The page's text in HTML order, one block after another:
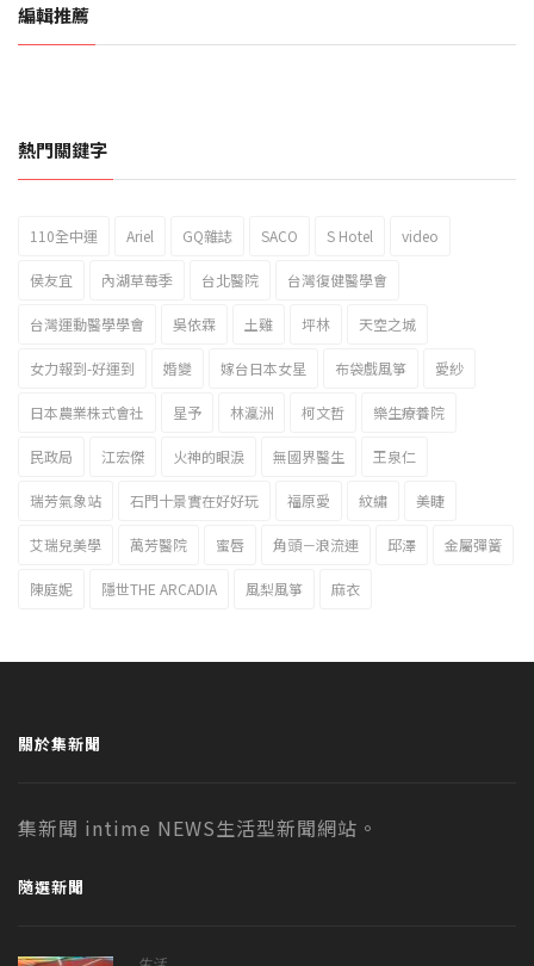
編輯推薦
2023新北市北海岸國際風箏節「風在石起」霸氣回歸
熱門關鍵字
110全中運 Ariel GQ雜誌 SACO S Hotel video
侯友宜 內湖草莓季 台北醫院 台灣復健醫學會
台灣運動醫學學會 吳依霖 土雞 坪林 天空之城
女力報到-好運到 婚變 嫁台日本女星 布袋戲風箏 愛紗
日本農業株式會社 星予 林瀛洲 柯文哲 樂生療養院
民政局 江宏傑 火神的眼淚 無國界醫生 王泉仁
瑞芳氣象站 石門十景實在好好玩 福原愛 紋繡 美睫
艾瑞兒美學 萬芳醫院 蜜唇 角頭－浪流連 邱澤 金屬彈簧
陳庭妮 隱世THE ARCADIA 風梨風箏 麻衣
關於集新聞
集新聞 intime NEWS生活型新聞網站。
隨選新聞